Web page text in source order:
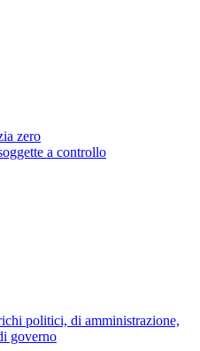
zero
a controllo
politici, di amministrazione,
governo